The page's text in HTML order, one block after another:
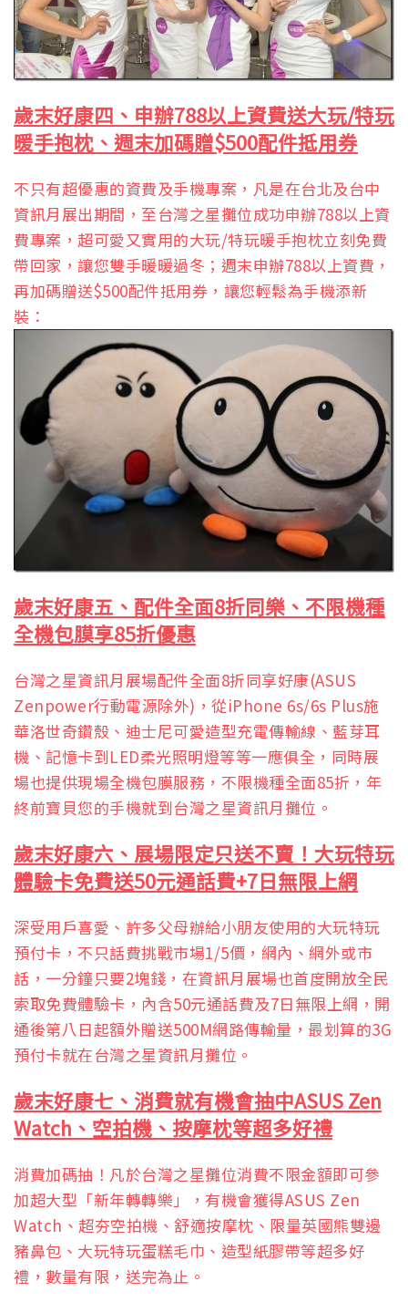
歲末好康四、申辦788以上資費送大玩/特玩
暖手抱枕、週末加碼贈$500配件抵用券
不只有超優惠的資費及手機專案，凡是在台北及台中
資訊月展出期間，至台灣之星攤位成功申辦788以上資
費專案，超可愛又實用的大玩/特玩暖手抱枕立刻免費
帶回家，讓您雙手暖暖過冬；週末申辦788以上資費，
再加碼贈送$500配件抵用券，讓您輕鬆為手機添新
裝：
歲末好康五、配件全面8折同樂、不限機種
全機包膜享85折優惠
台灣之星資訊月展場配件全面8折同享好康(ASUS
Zenpower行動電源除外)，從iPhone 6s/6s Plus施
華洛世奇鑽殼、迪士尼可愛造型充電傳輸線、藍芽耳
機、記憶卡到LED柔光照明燈等等一應俱全，同時展
場也提供現場全機包膜服務，不限機種全面85折，年
終前寶貝您的手機就到台灣之星資訊月攤位。
歲末好康六、展場限定只送不賣！大玩特玩
體驗卡免費送50元通話費+7日無限上網
深受用戶喜愛、許多父母辦給小朋友使用的大玩特玩
預付卡，不只話費挑戰市場1/5價，網內、網外或市
話，一分鐘只要2塊錢，在資訊月展場也首度開放全民
索取免費體驗卡，內含50元通話費及7日無限上網，開
通後第八日起額外贈送500M網路傳輸量，最划算的3G
預付卡就在台灣之星資訊月攤位。
歲末好康七、消費就有機會抽中ASUS Zen
Watch、空拍機、按摩枕等超多好禮
消費加碼抽！凡於台灣之星攤位消費不限金額即可參
加超大型「新年轉轉樂」，有機會獲得ASUS Zen
Watch、超夯空拍機、舒適按摩枕、限量英國熊雙邊
豬鼻包、大玩特玩蛋糕毛巾、造型紙膠帶等超多好
禮，數量有限，送完為止。